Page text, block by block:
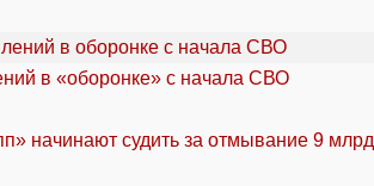
в «оборонке» с начала СВО
начинают судить за отмывание 9 млрд